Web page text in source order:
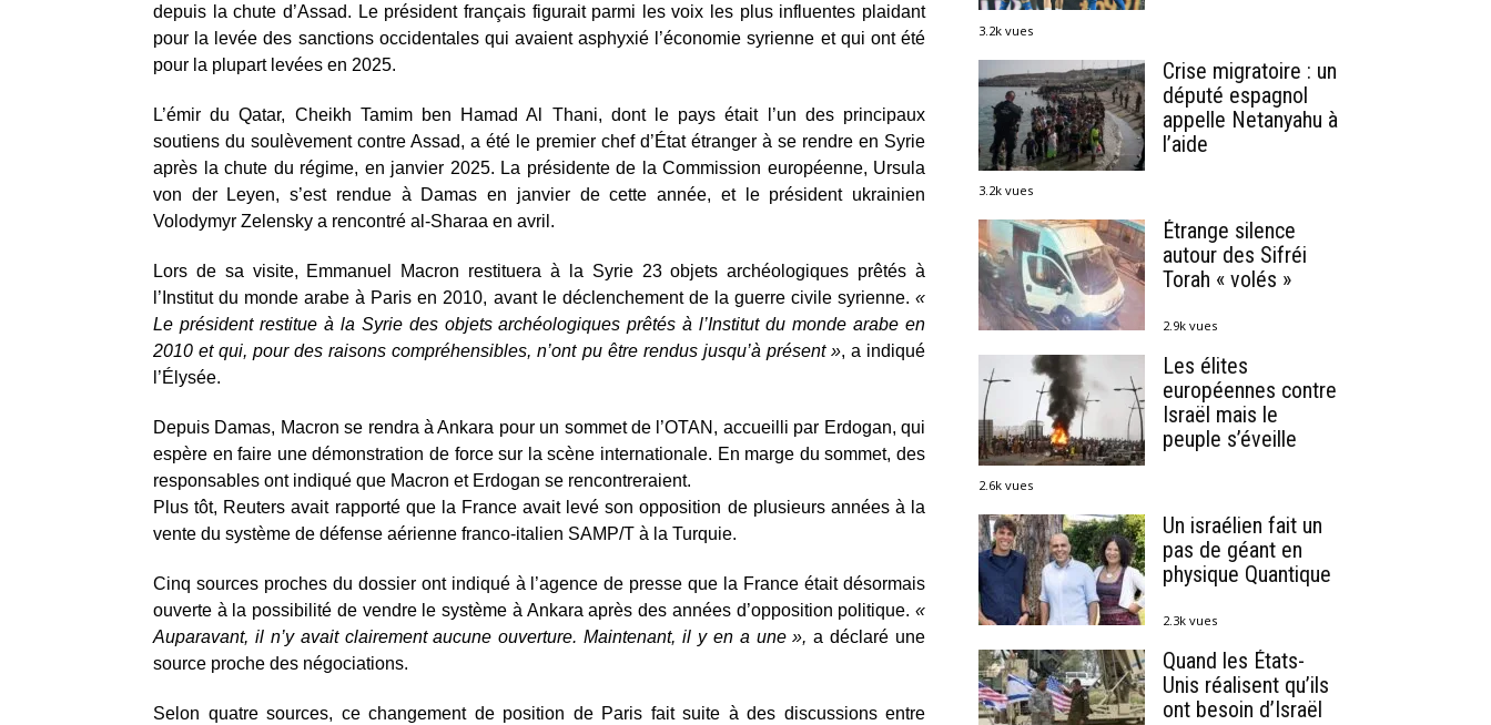
depuis la chute d’Assad. Le président français figurait parmi les voix les plus influentes plaidant
pour la levée des sanctions occidentales qui avaient asphyxié l’économie syrienne et qui ont été
pour la plupart levées en 2025.
L’émir du Qatar, Cheikh Tamim ben Hamad Al Thani, dont le pays était l’un des principaux
soutiens du soulèvement contre Assad, a été le premier chef d’État étranger à se rendre en Syrie
après la chute du régime, en janvier 2025. La présidente de la Commission européenne, Ursula
von der Leyen, s’est rendue à Damas en janvier de cette année, et le président ukrainien
Volodymyr Zelensky a rencontré al-Sharaa en avril.
Lors de sa visite, Emmanuel Macron restituera à la Syrie 23 objets archéologiques prêtés à
l’Institut du monde arabe à Paris en 2010, avant le déclenchement de la guerre civile syrienne. «
Le président restitue à la Syrie des objets archéologiques prêtés à l’Institut du monde arabe en
2010 et qui, pour des raisons compréhensibles, n’ont pu être rendus jusqu’à présent », a indiqué
l’Élysée.
Depuis Damas, Macron se rendra à Ankara pour un sommet de l’OTAN, accueilli par Erdogan, qui
espère en faire une démonstration de force sur la scène internationale. En marge du sommet, des
responsables ont indiqué que Macron et Erdogan se rencontreraient.
Plus tôt, Reuters avait rapporté que la France avait levé son opposition de plusieurs années à la
vente du système de défense aérienne franco-italien SAMP/T à la Turquie.
Cinq sources proches du dossier ont indiqué à l’agence de presse que la France était désormais
ouverte à la possibilité de vendre le système à Ankara après des années d’opposition politique. «
Auparavant, il n’y avait clairement aucune ouverture. Maintenant, il y en a une », a déclaré une
source proche des négociations.
Selon quatre sources, ce changement de position de Paris fait suite à des discussions entre
3.2k vues
Crise migratoire : un
député espagnol
appelle Netanyahu à
l’aide
3.2k vues
Étrange silence
autour des Sifréi
Torah « volés »
2.9k vues
Les élites
européennes contre
Israël mais le
peuple s’éveille
2.6k vues
Un israélien fait un
pas de géant en
physique Quantique
2.3k vues
Quand les États-
Unis réalisent qu’ils
ont besoin d’Israël